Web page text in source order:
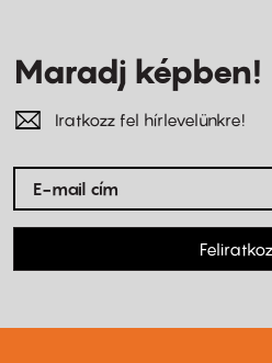
Maradj képben!
Iratkozz fel hírlevelünkre!